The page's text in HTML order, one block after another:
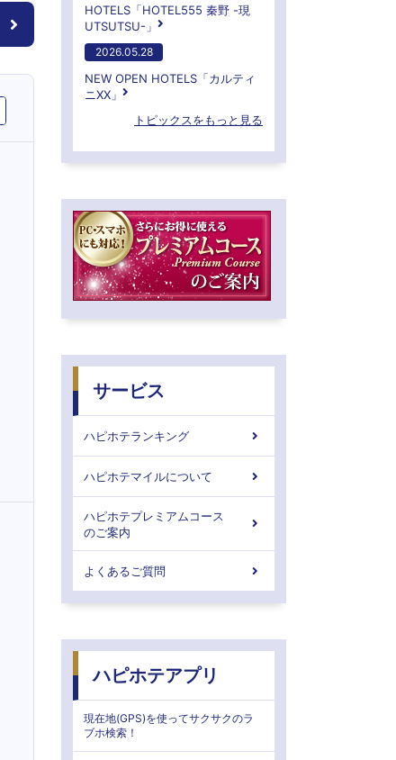
HOTELS「HOTEL555 秦野 -現
UTSUTSU-」
2026.05.28
NEW OPEN HOTELS「カルティ
ニXX」
トピックスをもっと見る
サービス
ハピホテランキング
ハピホテマイルについて
ハピホテプレミアムコース
のご案内
よくあるご質問
ハピホテアプリ
現在地(GPS)を使ってサクサクのラ
ブホ検索！